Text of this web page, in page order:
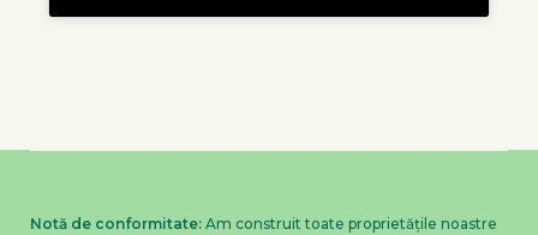
Notă de conformitate: Am construit toate proprietățile noastre